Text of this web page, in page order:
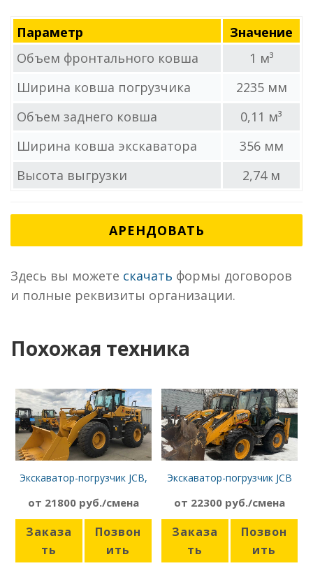
Параметр
Значение
Объем фронтального ковша
1 м³
Ширина ковша погрузчика
2235 мм
Объем заднего ковша
0,11 м³
Ширина ковша экскаватора
356 мм
Высота выгрузки
2,74 м
АРЕНДОВАТЬ
Здесь вы можете скачать формы договоров
и полные реквизиты организации.
Похожая техника
Экскаватор-погрузчик JCB,
от 21800 руб./смена
Заказа
ть
Позвон
ить
Экскаватор-погрузчик JCB
гидромолот
от 22300 руб./смена
Заказа
ть
Позвон
ить